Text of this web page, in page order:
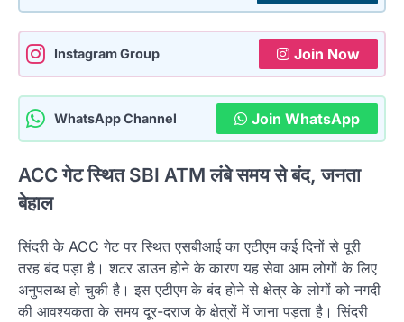
Instagram Group Join Now
WhatsApp Channel Join WhatsApp
ACC गेट स्थित SBI ATM लंबे समय से बंद, जनता
बेहाल
सिंदरी के ACC गेट पर स्थित एसबीआई का एटीएम कई दिनों से पूरी
तरह बंद पड़ा है। शटर डाउन होने के कारण यह सेवा आम लोगों के लिए
अनुपलब्ध हो चुकी है। इस एटीएम के बंद होने से क्षेत्र के लोगों को नगदी
की आवश्यकता के समय दूर-दराज के क्षेत्रों में जाना पड़ता है। सिंदरी